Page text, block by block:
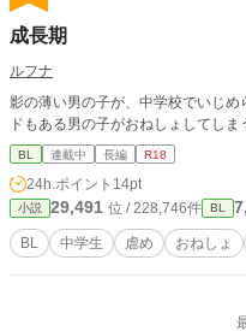
成長期
ルフナ
影の薄い男の子が、中学校でいじ
ドもある男の子がおねしょしてし
BL 連載中 長編 R18
24h.ポイント 14pt
小説 29,491 位 / 228,746件 BL
BL 中学生 虐め おねしょ